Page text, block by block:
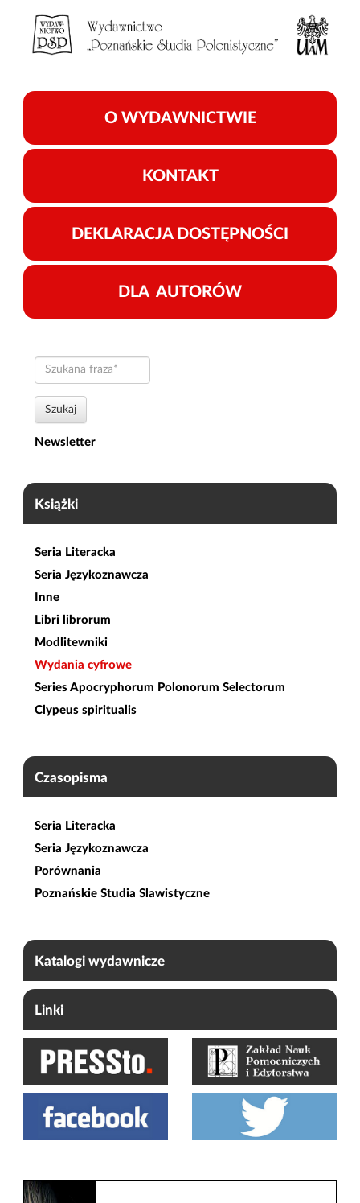
O WYDAWNICTWIE
KONTAKT
DEKLARACJA DOSTĘPNOŚCI
DLA AUTORÓW
Szukana
fraza
Szukaj
Newsletter
Książki
Seria Literacka
Seria Językoznawcza
Inne
Libri librorum
Modlitewniki
Wydania cyfrowe
Series Apocryphorum Polonorum Selectorum
Clypeus spiritualis
Czasopisma
Seria Literacka
Seria Językoznawcza
Porównania
Poznańskie Studia Slawistyczne
Katalogi wydawnicze
Linki